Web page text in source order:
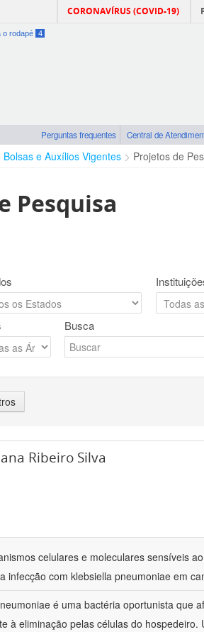
CORONAVÍRUS (COVID-19)
o rodapé 4
Perguntas frequentes Central de
Bolsas e Auxílios Vigentes Projetos de
Pesquisa
Busca
Ribeiro Silva
celulares e moleculares sensíveis
infecção com klebsiella pneumoniae em
é uma bactéria oportunista que
à eliminação pelas células do